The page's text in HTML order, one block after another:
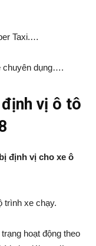
Taxi.…
chuyên dụng….
vị ô tô
định vị cho xe ô
trình xe chạy.
hoạt động theo